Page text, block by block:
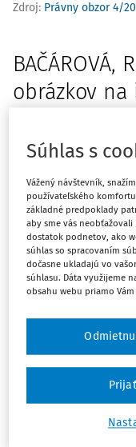
Zdroj: Právny obzor 4/
BAČÁROVÁ,
obrázkov
93, č.4, s.369
Článok rozoberá
internete a
výsledkov
databáza a
vyhľadávaniu z
ochranu osobnosti,
majetkového práva.
koncepciu
V súčasnej dobe si
Súhlas s
Vážený návštevník,
používateľského
základné predpoklady
aby sme vás
dostatok podnetov, ako
súhlas so spracovaním
dočasne ukladajú vo
súhlasu. Dáta využijeme
obsahu webu priamo